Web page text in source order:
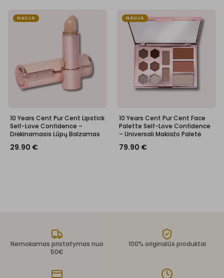
NAUJA
10 Years Cent Pur Cent Lipstick
Self-Love Confidence –
Drėkinamasis Lūpų Balzamas
29.90 €
NAUJA
10 Years Cent Pur Cent Face
Palette Self-Love Confidence
– Universali Makiažo Paletė
79.90 €
Nemokamas pristatymas nuo
50€
100% originalūs produktai